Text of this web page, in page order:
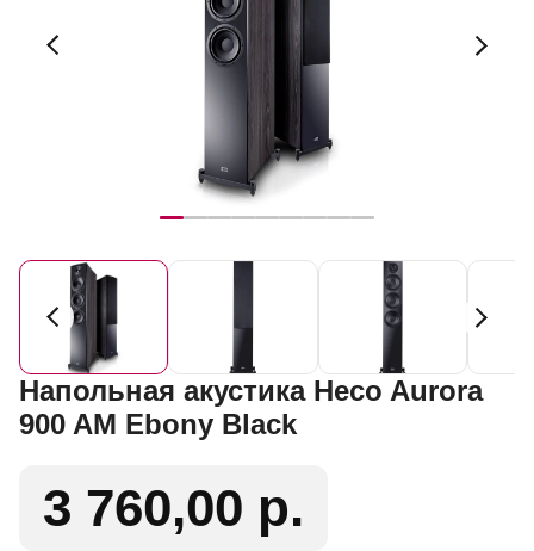
Напольная акустика Heco Aurora
900 AM Ebony Black
3 760,00 р.